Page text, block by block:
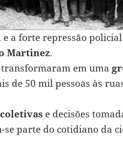
e a forte repressão policial
Martinez.
transformaram em uma
de 50 mil pessoas às
e decisões
parte do cotidiano da